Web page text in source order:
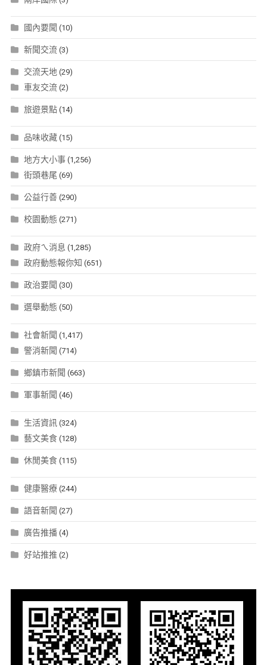
國內要聞 (10)
新聞交流(3)
交流天地(29)
車友交流(2)
旅遊景點(14)
品味收藏(15)
地方大小事(1,256)
街頭巷尾 (69)
公益行善(290)
校園動態 (271)
政府ㄟ消息 (1,285)
政府動態報你知 (651)
政治要聞 (30)
選舉動態 (50)
社會新聞 (1,417)
警消新聞 (714)
鄉鎮市新聞 (663)
軍事新聞 (46)
生活資訊(324)
藝文美食(128)
休閒美食(115)
健康醫療(244)
語音新聞 (27)
廣告推播(4)
好站推推 (2)